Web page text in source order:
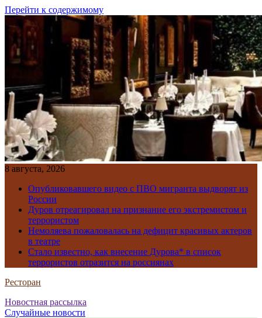
Перейти к содержимому
8 августа, 2026
Опубликовавшего видео с ПВО мигранта выдворят из
России
Дуров отреагировал на признание его экстремистом и
террористом
Немоляева пожаловалась на дефицит красивых актеров
в театре
Стало известно, как внесение Дурова* в список
террористов отразится на россиянах
Ресторан
Новостная рассылка
Случайные новости